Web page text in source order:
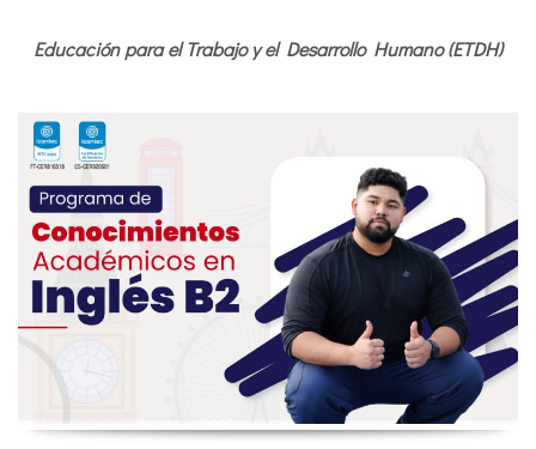
Educación para el Trabajo y el Desarrollo Humano (ETDH)